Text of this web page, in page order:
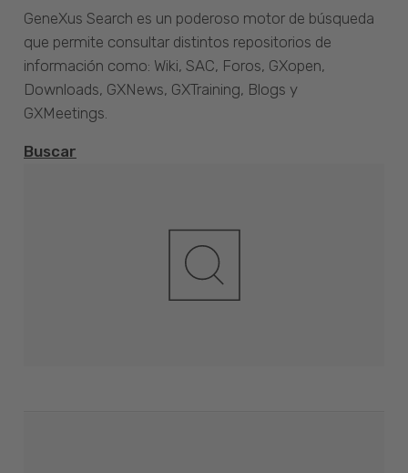
GeneXus Search es un poderoso motor de búsqueda
que permite consultar distintos repositorios de
información como: Wiki, SAC, Foros, GXopen,
Downloads, GXNews, GXTraining, Blogs y
GXMeetings.
Buscar